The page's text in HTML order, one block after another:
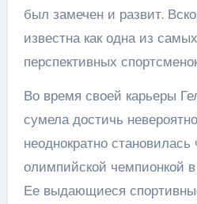
был замечен и развит.
известна как одна из
перспективных
Во время своей карьеры
сумела достичь
неоднократно
олимпийской чемпионкой
Ее выдающиеся